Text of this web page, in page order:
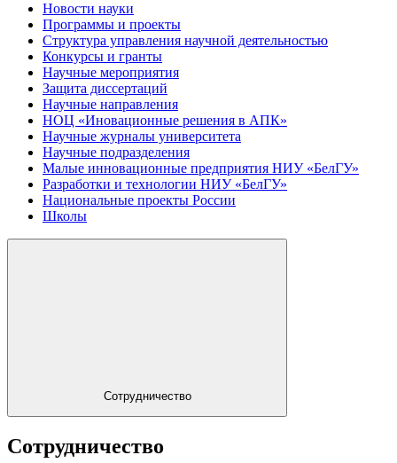
Новости науки
Программы и проекты
Структура управления научной деятельностью
Конкурсы и гранты
Научные мероприятия
Защита диссертаций
Научные направления
НОЦ «Иновационные решения в АПК»
Научные журналы университета
Научные подразделения
Малые инновационные предприятия НИУ «БелГУ»
Разработки и технологии НИУ «БелГУ»
Национальные проекты России
Школы
Сотрудничество
Сотрудничество